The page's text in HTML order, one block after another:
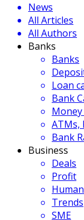
News
All Articles
All Authors
Banks
Banks
Loan
Bank
ATMs,
Bank
Business
Deals
Profit
Trends
SME